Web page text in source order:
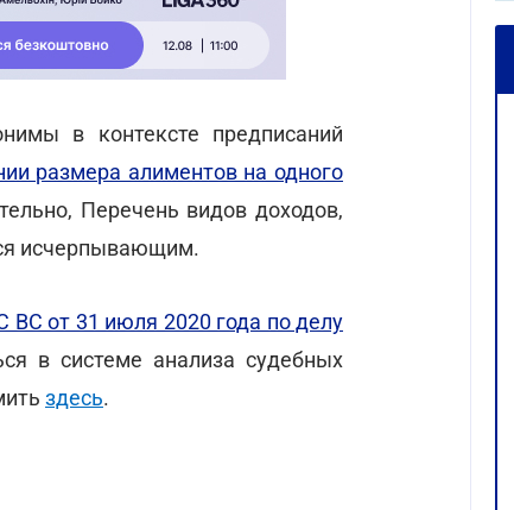
в контексте предписаний
размера алиментов на одного
Перечень видов доходов,
исчерпывающим.
ВС от 31 июля 2020 года по делу
в системе анализа судебных
здесь.